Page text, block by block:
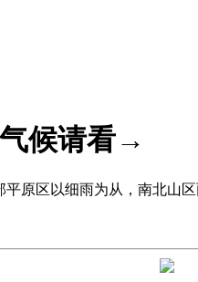
候请看→
原区以细雨为从，南北山